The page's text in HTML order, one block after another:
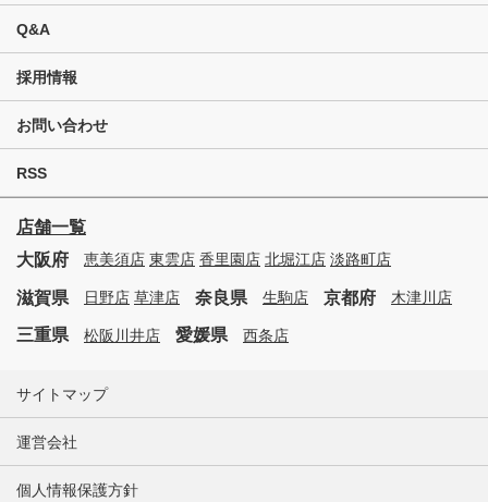
Q&A
採用情報
お問い合わせ
RSS
店舗一覧
大阪府
恵美須店 東雲店 香里園店 北堀江店 淡路町店
滋賀県 日野店 草津店 奈良県 生駒店 京都府 木津川店
三重県 松阪川井店 愛媛県 西条店
サイトマップ
運営会社
個人情報保護方針